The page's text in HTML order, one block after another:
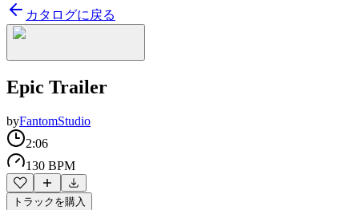
カタログに戻る
Epic Trailer
byFantomStudio
2:06
130 BPM
トラックを購入